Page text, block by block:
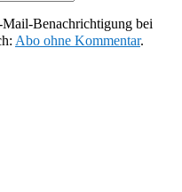
Benachrichtigung bei
Abo ohne Kommentar.